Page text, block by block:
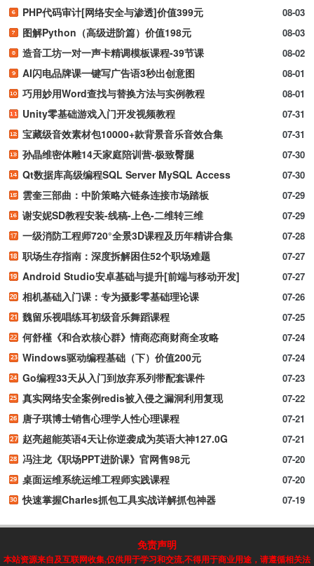
08-03
PHP代码审计[网络安全与渗透]价值399元
08-03
图解Python（高级进阶篇）价值198元
08-02
造音工坊一对一声卡精调模板课程-39节课
08-01
AI闪电品牌课一键写广告语3秒出创意图
08-01
巧用妙用Word查找与替换方法与实例教程
07-31
Unity零基础游戏入门开发视频教程
07-31
宝藏级音效素材包10000+款背景音乐音效合集
07-30
孙晶维密体雕14天家庭陪训营-极致臀腿
07-30
Qt数据库高级编程SQL Server MySQL Access
07-29
雲奎三部曲：中阶策略六链条连接市场踏板
07-29
谢安妮SD教程安装-线稿-上色-二维转三维
07-28
一级消防工程师720°全景3D课程及历年精讲合集
07-27
职场生存指南：深度拆解困住52个职场难题
07-27
Android Studio安卓基础与提升[前端与移动开发]
07-26
相机基础入门课：专为摄影零基础理论课
07-25
魏留乐视唱练耳初级音乐舞蹈课程
07-24
何舒槿《和合欢核心群》情商恋商财商全攻略
07-24
Windows驱动编程基础（下）价值200元
07-23
Go编程33天从入门到放弃系列带配套课件
07-22
真实网络安全案例redis被入侵之漏洞利用复现
07-21
唐子琪博士销售心理学人性心理课程
07-21
赵亮超能英语4天让你逆袭成为英语大神127.0G
07-20
冯注龙《职场PPT进阶课》官网售98元
07-20
桌面运维系统运维工程师实践课程
07-19
快速掌握Charles抓包工具实战详解抓包神器
免责声明
本站资源来自及互联网收集,仅供用于学习和交流,不得用于商业用途，请遵循相关法